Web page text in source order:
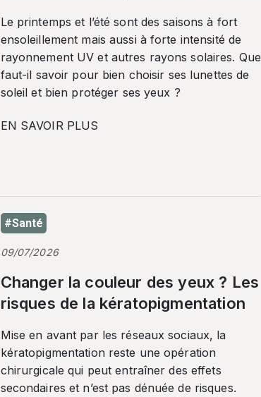
Le printemps et l’été sont des saisons à fort
ensoleillement mais aussi à forte intensité de
rayonnement UV et autres rayons solaires. Que
faut-il savoir pour bien choisir ses lunettes de
soleil et bien protéger ses yeux ?
EN SAVOIR PLUS
#Santé
09/07/2026
Changer la couleur des yeux ? Les
risques de la kératopigmentation
Mise en avant par les réseaux sociaux, la
kératopigmentation reste une opération
chirurgicale qui peut entraîner des effets
secondaires et n’est pas dénuée de risques.